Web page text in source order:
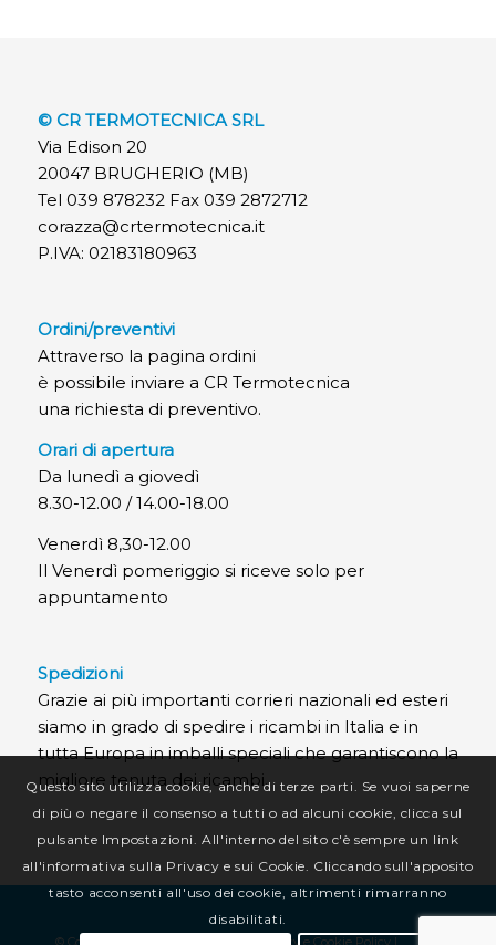
© CR TERMOTECNICA SRL
Via Edison 20
20047 BRUGHERIO (MB)
Tel 039 878232 Fax 039 2872712
corazza@crtermotecnica.it
P.IVA: 02183180963
Ordini/preventivi
Attraverso la pagina ordini
è possibile inviare a CR Termotecnica
una richiesta di preventivo.
Orari di apertura
Da lunedì a giovedì
8.30-12.00 / 14.00-18.00
Venerdì 8,30-12.00
Il Venerdì pomeriggio si riceve solo per
appuntamento
Spedizioni
Grazie ai più importanti corrieri nazionali ed esteri
siamo in grado di spedire i ricambi in Italia e in
tutta Europa in imballi speciali che garantiscono la
migliore tenuta dei ricambi.
Questo sito utilizza cookie, anche di terze parti. Se vuoi saperne
di più o negare il consenso a tutti o ad alcuni cookie, clicca sul
pulsante Impostazioni. All'interno del sito c'è sempre un link
all'informativa sulla Privacy e sui Cookie. Cliccando sull'apposito
tasto acconsenti all'uso dei cookie, altrimenti rimarranno
disabilitati.